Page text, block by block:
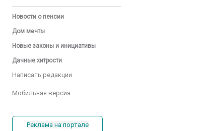
Новости о пенсии
Дом мечты
Новые законы и инициативы
Дачные хитрости
Написать редакции
Мобильная версия
Реклама на портале